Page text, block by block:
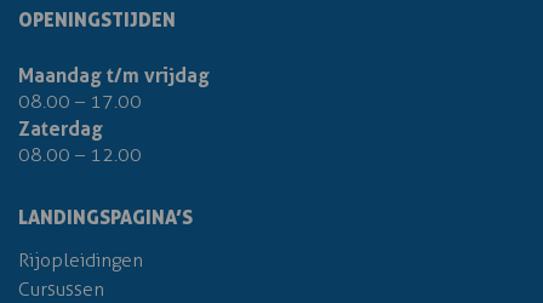
OPENINGSTIJDEN
Maandag t/m vrijdag
08.00 – 17.00
Zaterdag
08.00 – 12.00
LANDINGSPAGINA’S
Rijopleidingen
Cursussen